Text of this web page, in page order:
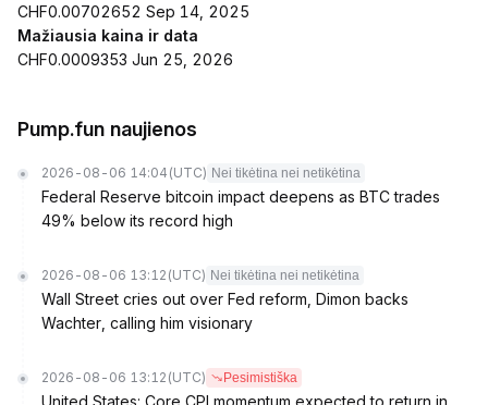
CHF0.00702652 Sep 14, 2025
Mažiausia kaina ir data
CHF0.0009353 Jun 25, 2026
Pump.fun naujienos
2026-08-06 14:04 (UTC) Nei tikėtina nei netikėtina
Federal Reserve bitcoin impact deepens as BTC trades
49% below its record high
2026-08-06 13:12 (UTC) Nei tikėtina nei netikėtina
Wall Street cries out over Fed reform, Dimon backs
Wachter, calling him visionary
2026-08-06 13:12 (UTC) Pesimistiška
United States: Core CPI momentum expected to return in